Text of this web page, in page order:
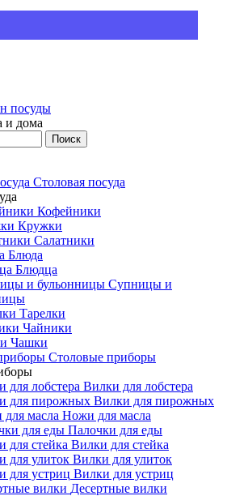
и дома
Поиск
Столовая посуда
Кофейники
Кружки
Салатники
Блюда
Блюдца
Супницы и
Тарелки
Чайники
Чашки
Cтоловые приборы
Вилки для лобстера
Вилки для пирожных
Ножи для масла
Палочки для еды
Вилки для стейка
Вилки для улиток
Вилки для устриц
Десертные вилки